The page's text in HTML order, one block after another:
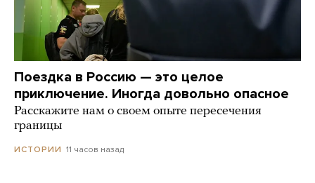
Поездка в Россию — это целое
приключение. Иногда довольно опасное
Расскажите нам о своем опыте пересечения
границы
ИСТОРИИ 11 часов назад